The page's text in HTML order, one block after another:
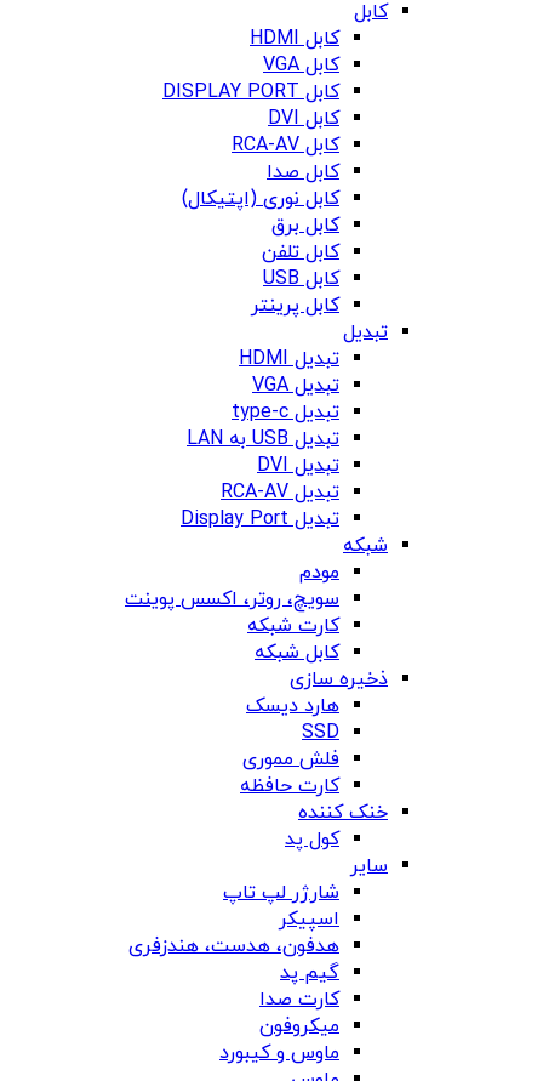
کابل
کابل HDMI
کابل VGA
کابل DISPLAY PORT
کابل DVI
کابل RCA-AV
کابل صدا
کابل نوری (اپتیکال)
کابل برق
کابل تلفن
کابل USB
کابل پرینتر
تبدیل
تبدیل HDMI
تبدیل VGA
تبدیل type-c
تبدیل USB به LAN
تبدیل DVI
تبدیل RCA-AV
تبدیل Display Port
شبکه
مودم
سویچ، روتر، اکسس پوینت
کارت شبکه
کابل شبکه
ذخیره سازی
هارد دیسک
SSD
فلش مموری
کارت حافظه
خنک کننده
کول پد
سایر
شارژر لپ تاپ
اسپیکر
هدفون، هدست، هندزفری
گیم پد
کارت صدا
میکروفون
ماوس و کیبورد